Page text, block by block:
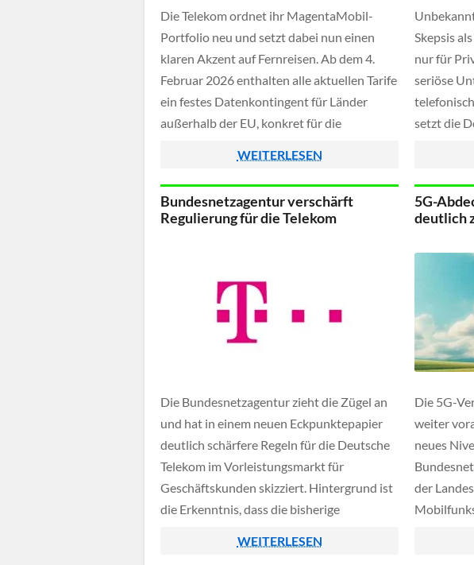
Die Telekom ordnet ihr MagentaMobil-
Portfolio neu und setzt dabei nun einen
klaren Akzent auf Fernreisen. Ab dem 4.
Februar 2026 enthalten alle aktuellen Tarife
ein festes Datenkontingent für Länder
außerhalb der EU, konkret für die
Optionen gibt es nun ein jährliches
Inklusivvolumen, das je nach Tarifgröße
variiert und zu […]
WEITERLESEN
Skepsis
nur für
seriöse
setzt die
um
Bundesnetzagentur verschärft
Regulierung für die Telekom
Die Bundesnetzagentur zieht die Zügel an
und hat in einem neuen Eckpunktepapier
deutlich schärfere Regeln für die Deutsche
Telekom im Vorleistungsmarkt für
Geschäftskunden skizziert. Hintergrund ist
die Erkenntnis, dass die bisherige
ausreichend belebt hat, im Gegenteil, die
WEITERLESEN
5G-
deutlich
Die 5G-
weiter
neues
der
sich der